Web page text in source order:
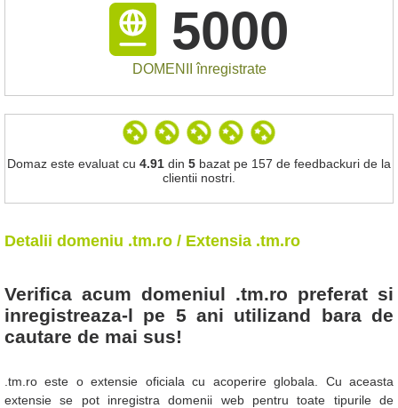
5000
DOMENII înregistrate
Domaz este evaluat cu 4.91 din 5 bazat pe 157 de feedbackuri de la
clientii nostri.
Detalii domeniu .tm.ro / Extensia .tm.ro
Verifica acum domeniul .tm.ro preferat si
inregistreaza-l pe 5 ani utilizand bara de
cautare de mai sus!
.tm.ro este o extensie oficiala cu acoperire globala. Cu aceasta
extensie se pot inregistra domenii web pentru toate tipurile de